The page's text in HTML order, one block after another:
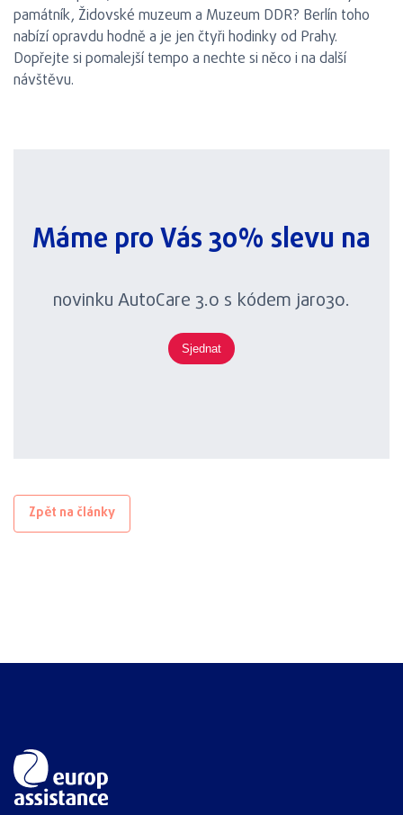
památník, Židovské muzeum a Muzeum DDR? Berlín toho
nabízí opravdu hodně a je jen čtyři hodinky od Prahy.
Dopřejte si pomalejší tempo a nechte si něco i na další
návštěvu.
Máme pro Vás 30% slevu na
novinku AutoCare 3.0 s kódem jaro30.
Sjednat
Zpět na články